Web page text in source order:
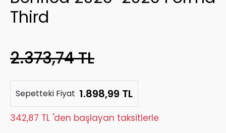
Third
2.373,74 TL
Sepetteki Fiyat 1.898,99 TL
342,87 TL 'den başlayan taksitlerle